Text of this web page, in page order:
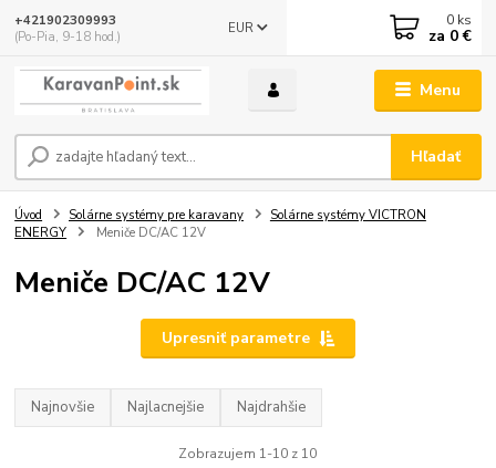
Menu
EUR
Hľadať
+421902309993
(Po-Pia, 9-18 hod.)
0 ks
za 0 €
Úvod Solárne systémy pre karavany
Solárne systémy VICTRON
ENERGY
Meniče DC/AC 12V
Meniče DC/AC 12V
Upresniť parametre
Najnovšie Najlacnejšie Najdrahšie
Zobrazujem 1-10 z 10